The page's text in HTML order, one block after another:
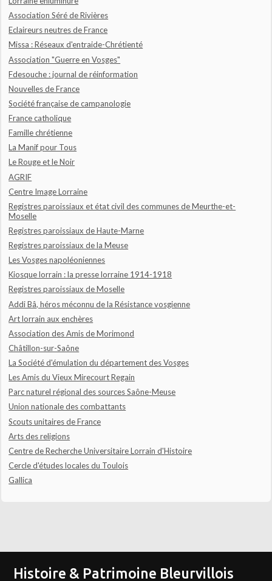
Association Séré de Rivières
Eclaireurs neutres de France
Missa : Réseaux d'entraide-Chrétienté
Association "Guerre en Vosges"
Fdesouche : journal de réinformation
Nouvelles de France
Société française de campanologie
France catholique
Famille chrétienne
La Manif pour Tous
Le Rouge et le Noir
AGRIF
Centre Image Lorraine
Registres paroissiaux et état civil des communes de Meurthe-et-
Moselle
Registres paroissiaux de Haute-Marne
Registres paroissiaux de la Meuse
Les Vosges napoléoniennes
Kiosque lorrain : la presse lorraine 1914-1918
Registres paroissiaux de Moselle
Addi Bâ, héros méconnu de la Résistance vosgienne
Art lorrain aux enchères
Association des Amis de Morimond
Châtillon-sur-Saône
La Société d'émulation du département des Vosges
Les Amis du Vieux Mirecourt Regain
Parc naturel régional des sources Saône-Meuse
Union nationale des combattants
Scouts unitaires de France
Arts des religions
Centre de Recherche Universitaire Lorrain d'Histoire
Cercle d'études locales du Toulois
Gallica
Histoire & Patrimoine Bleurvillois